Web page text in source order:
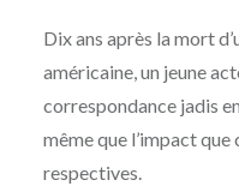
Dix ans après la mort
américaine, un jeune
correspondance jadis
même que l’impact
respectives.